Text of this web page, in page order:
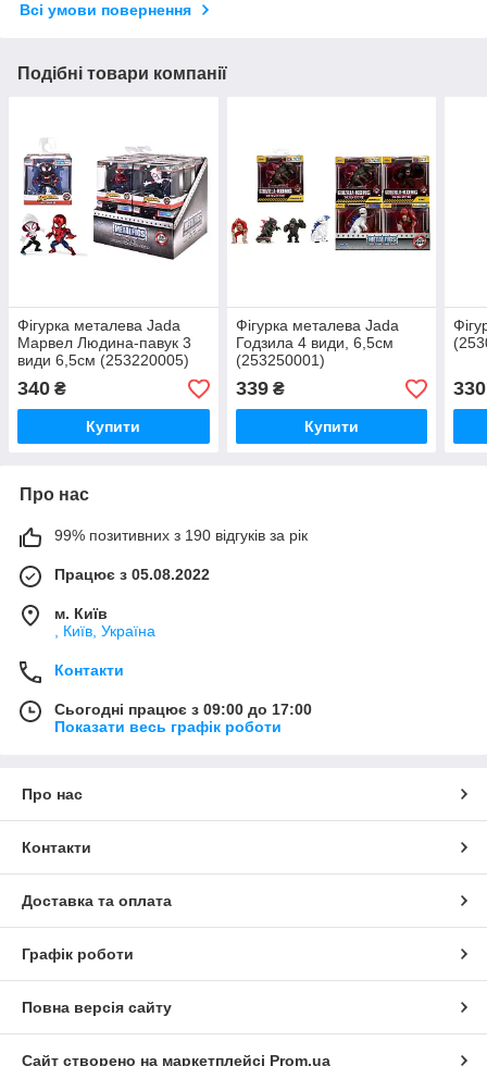
Всі умови повернення
Подібні товари компанії
Фігурка металева Jada
Марвел Людина-павук 3
види 6,5см (253220005)
340 ₴
Купити
Фігурка металева Jada
Годзила 4 види, 6,5см
(253250001)
339₴
Купити
330
Про нас
99% позитивних з 190 відгуків за рік
Працює з 05.08.2022
м. Київ
, Київ, Україна
Контакти
Сьогодні працює з 09:00 до 17:00
Показати весь графік роботи
Про нас
Контакти
Доставка та оплата
Графік роботи
Повна версія сайту
Сайт створено на маркетплейсі Prom.ua